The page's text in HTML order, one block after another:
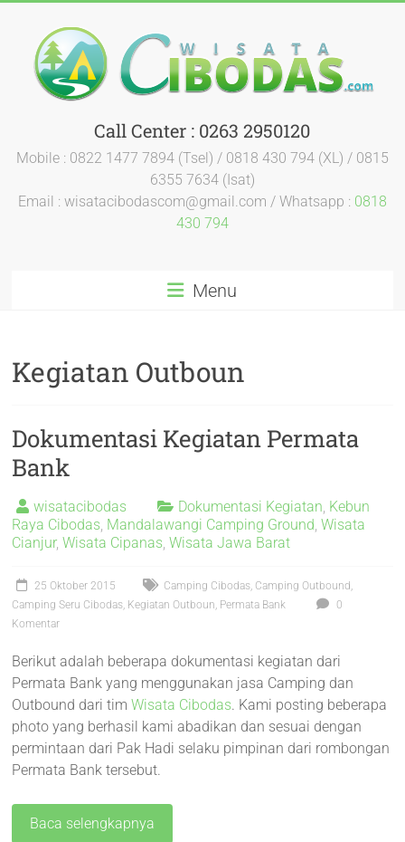
Call Center : 0263 2950120
Mobile : 0822 1477 7894 (Tsel) / 0818 430 794 (XL) / 0815
6355 7634 (Isat)
Email : wisatacibodascom@gmail.com / Whatsapp : 0818
430 794
Menu
Kegiatan Outboun
Dokumentasi Kegiatan Permata
Bank
wisatacibodas Dokumentasi Kegiatan, Kebun
Raya Cibodas, Mandalawangi Camping Ground,Wisata
Cianjur,Wisata Cipanas,Wisata Jawa Barat
25 Oktober 2015 Camping Cibodas, Camping Outbound,
Camping Seru Cibodas, Kegiatan Outboun, Permata Bank
0
Komentar
Berikut adalah beberapa dokumentasi kegiatan dari
Permata Bank yang menggunakan jasa Camping dan
Outbound dari tim Wisata Cibodas. Kami posting beberapa
photo yang berhasil kami abadikan dan sesuai dengan
permintaan dari Pak Hadi selaku pimpinan dari rombongan
Permata Bank tersebut.
Baca selengkapnya